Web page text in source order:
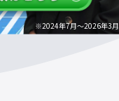
※2024年7月～2026年3月